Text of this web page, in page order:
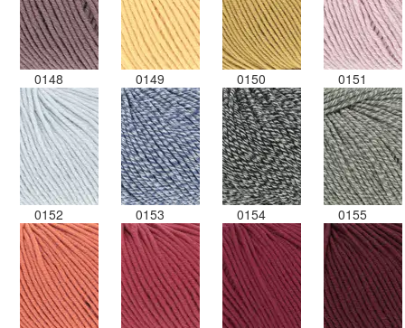
0148 0149 0150 0151
0152 0153 0154 0155